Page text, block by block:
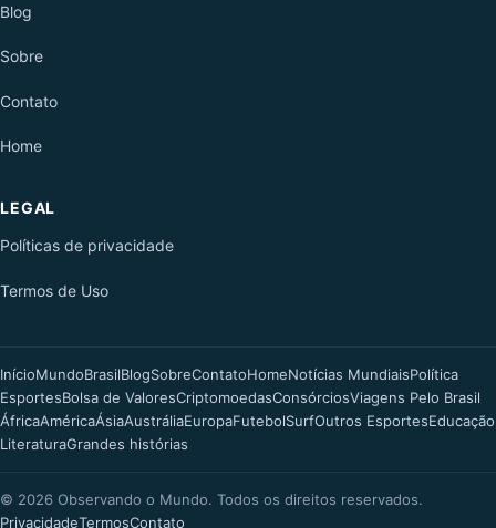
Blog
Sobre
Contato
Home
LEGAL
Políticas de privacidade
Termos de Uso
InícioMundoBrasilBlogSobreContatoHomeNotícias MundiaisPolítica
EsportesBolsa de ValoresCriptomoedasConsórciosViagens Pelo Brasil
ÁfricaAméricaÁsiaAustráliaEuropaFutebolSurfOutros EsportesEducação
LiteraturaGrandes histórias
© 2026 Observando o Mundo. Todos os direitos reservados.
PrivacidadeTermosContato